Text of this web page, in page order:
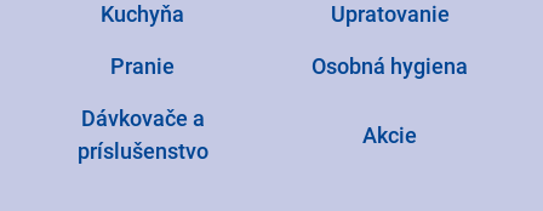
Kuchyňa Upratovanie
Pranie Osobná hygiena
Dávkovače a
príslušenstvo
Akcie